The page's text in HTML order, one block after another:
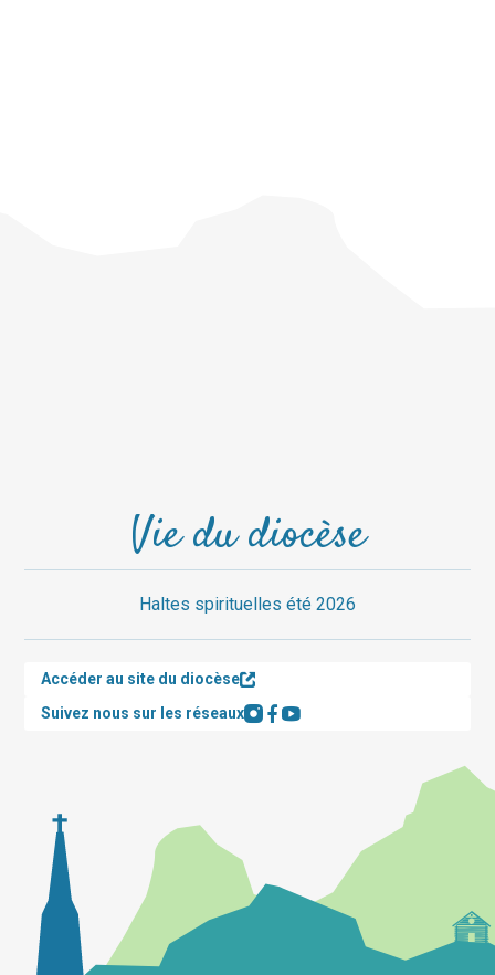
Vie du diocèse
Haltes spirituelles été 2026
Accéder au site du diocèse
Suivez nous sur les réseaux